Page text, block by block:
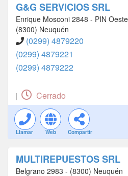
G&G SERVICIOS SRL
Enrique Mosconi 2848 - PIN
(8300) Neuquén
(0299) 4879220
(0299) 4879221
(0299) 4879222
| Cerrado
Llamar Web Compartir
MULTIREPUESTOS SRL
Belgrano 2983 - (8300) Neuquén